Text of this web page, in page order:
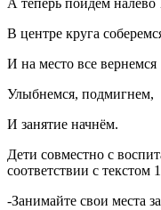
А теперь пойдем налево
В центре круга
И на место все вернемся
Улыбнемся, подмигнем,
И занятие начнём.
Дети совместно с
соответствии с текстом
-Занимайте свои места